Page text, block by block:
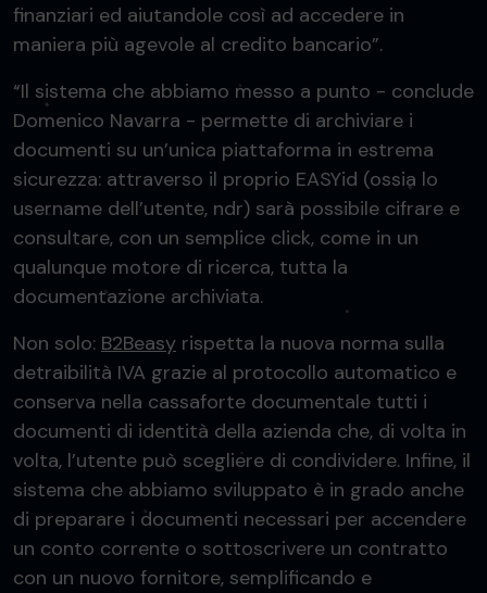
finanziari ed aiutandole così ad accedere in
maniera più agevole al credito bancario”.
“Il sistema che abbiamo messo a punto - conclude
Domenico Navarra - permette di archiviare i
documenti su un’unica piattaforma in estrema
sicurezza: attraverso il proprio EASYid (ossia lo
username dell’utente, ndr) sarà possibile cifrare e
consultare, con un semplice click, come in un
qualunque motore di ricerca, tutta la
documentazione archiviata.
Non solo: B2Beasy rispetta la nuova norma sulla
detraibilità IVA grazie al protocollo automatico e
conserva nella cassaforte documentale tutti i
documenti di identità della azienda che, di volta in
volta, l’utente può scegliere di condividere. Infine, il
sistema che abbiamo sviluppato è in grado anche
di preparare i documenti necessari per accendere
un conto corrente o sottoscrivere un contratto
con un nuovo fornitore, semplificando e